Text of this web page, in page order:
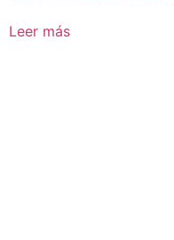
Leer más